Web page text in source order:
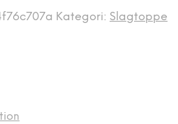
Kategori: Slagtoppe